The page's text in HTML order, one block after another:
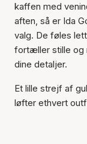
kaffen med
aften, så er Ida
valg. De føles
fortæller stille og
dine detaljer.
Et lille strejf af
løfter ethvert